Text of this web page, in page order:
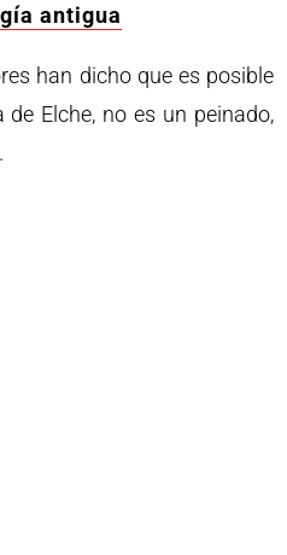
antigua
han dicho que es posible
Elche, no es un peinado,
.